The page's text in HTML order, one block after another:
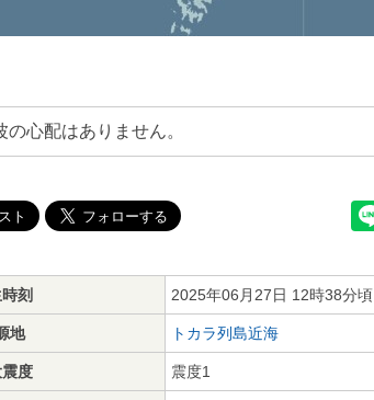
心配はありません。
刻 2025年06月27日 12時38分頃
地 トカラ列島近海
度 震度1